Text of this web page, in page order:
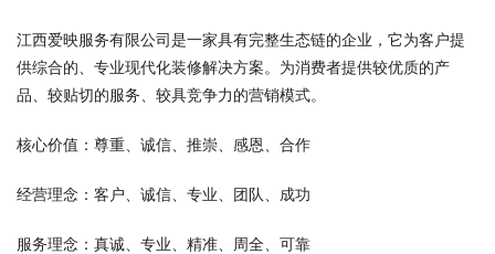
江西爱映服务有限公司是一家具有完整生态链的企业，它为客户提
供综合的、专业现代化装修解决方案。为消费者提供较优质的产
品、较贴切的服务、较具竞争力的营销模式。
核心价值：尊重、诚信、推崇、感恩、合作
经营理念：客户、诚信、专业、团队、成功
服务理念：真诚、专业、精准、周全、可靠